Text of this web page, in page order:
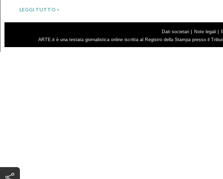
LEGGI TUTTO >
Dati societari | Note legali |
ARTE.it è una testata giornalistica online iscritta al Registro della Stampa presso il